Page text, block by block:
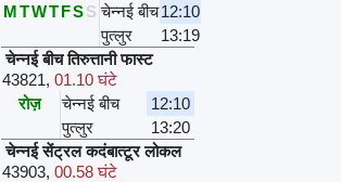
MTWTFSS चेन्नई बीच12:10
पुत्लुर
13:19
चेन्नई बीच तिरुत्तानी फास्ट
43821, 01.10 घंटे
रोज़
चेन्नई बीच
12:10
पुत्लुर
13:20
चेन्नई सेंट्रल कदंबात्टूर लोकल
43903, 00.58 घंटे